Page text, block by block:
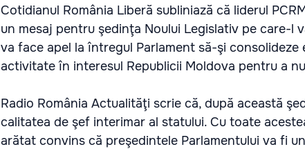
Cotidianul România Liberă subliniază că liderul
un mesaj pentru şedinţa Noului Legislativ pe care-l
va face apel la întregul Parlament să-şi
activitate în interesul Republicii Moldova pentru a
Radio România Actualităţi scrie că, după această
calitatea de şef interimar al statului. Cu toate
arătat convins că preşedintele Parlamentului va fi